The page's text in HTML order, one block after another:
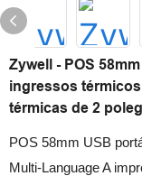
Zywell - POS
ingressos
térmicas de 2
POS 58mm USB
Multi-Language A